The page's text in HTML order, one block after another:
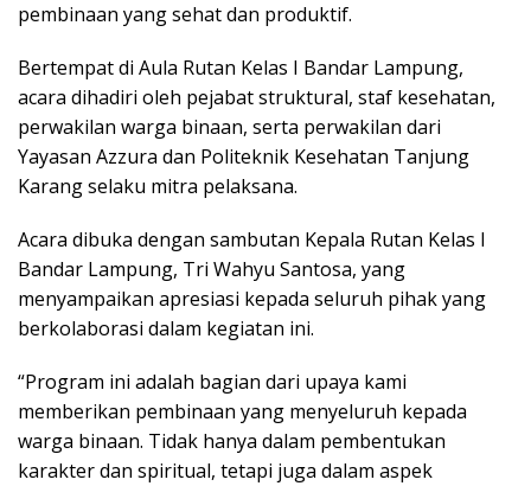
pembinaan yang sehat dan produktif.
Bertempat di Aula Rutan Kelas I Bandar Lampung,
acara dihadiri oleh pejabat struktural, staf kesehatan,
perwakilan warga binaan, serta perwakilan dari
Yayasan Azzura dan Politeknik Kesehatan Tanjung
Karang selaku mitra pelaksana.
Acara dibuka dengan sambutan Kepala Rutan Kelas I
Bandar Lampung, Tri Wahyu Santosa, yang
menyampaikan apresiasi kepada seluruh pihak yang
berkolaborasi dalam kegiatan ini.
“Program ini adalah bagian dari upaya kami
memberikan pembinaan yang menyeluruh kepada
warga binaan. Tidak hanya dalam pembentukan
karakter dan spiritual, tetapi juga dalam aspek